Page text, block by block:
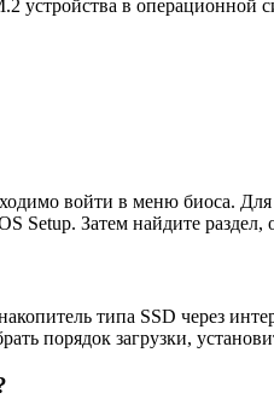
устройства в операционной
войти в меню биоса.
Затем найдите
типа SSD через
порядок загрузки,